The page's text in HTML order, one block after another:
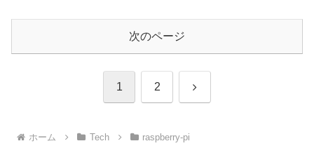
次のページ
1 2 次
ホーム Tech raspberry-pi